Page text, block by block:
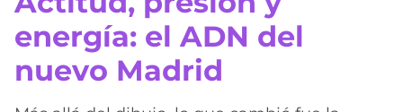
energía: el ADN del
nuevo Madrid